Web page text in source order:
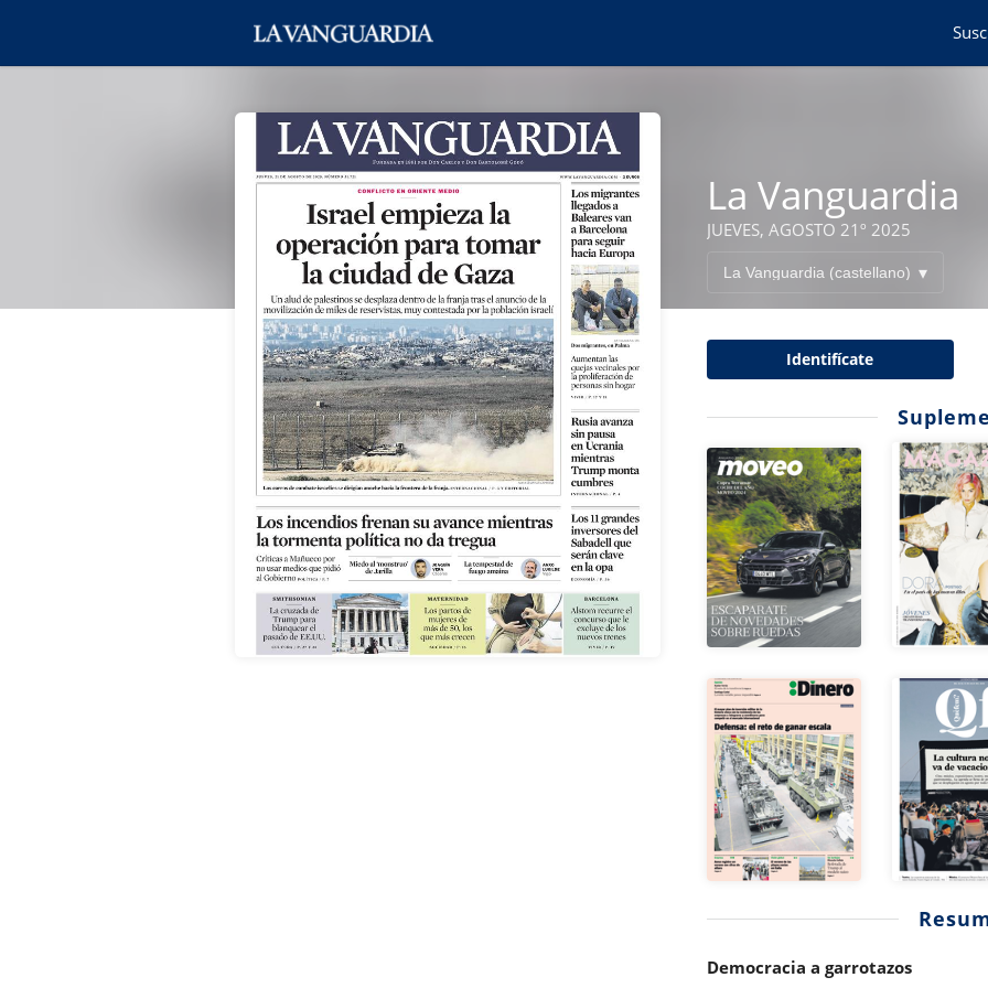
La Vanguardia
JUEVES, AGOSTO 21º 2025
Identifícate
Democracia a garrotazos